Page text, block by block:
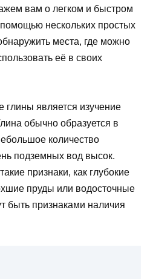
вам о легком и быстром
нескольких простых
места, где можно
её в своих
является изучение
обычно образуется в
количество
подземных вод высок.
признаки, как глубокие
пруды или водосточные
быть признаками наличия